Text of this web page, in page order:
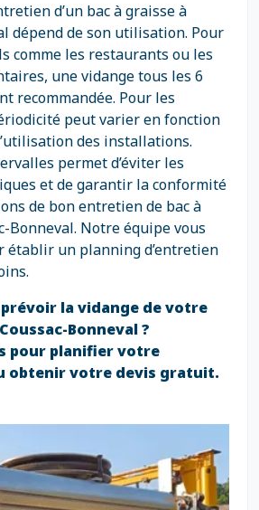
d’un bac à graisse à
dépend de son utilisation. Pour
comme les restaurants ou les
une vidange tous les 6
recommandée. Pour les
peut varier en fonction
des installations.
permet d’éviter les
et de garantir la conformité
de bon entretien de bac à
Bonneval. Notre équipe vous
établir un planning d’entretien
la vidange de votre
Bonneval ?
pour planifier votre
obtenir votre devis gratuit.